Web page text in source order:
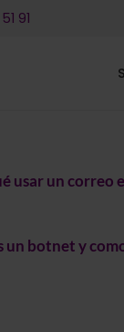
91
usar un
un botnet y